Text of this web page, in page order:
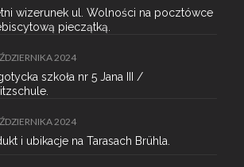
wizerunek ul. Wolności na pocztówce
pieczątką.
2024
szkoła nr 5 Jana III /
2024
i ubikacje na Tarasach Brühla.